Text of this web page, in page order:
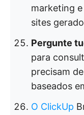
marketing
sites
Pergunte
para
precisam
baseados
O ClickUp